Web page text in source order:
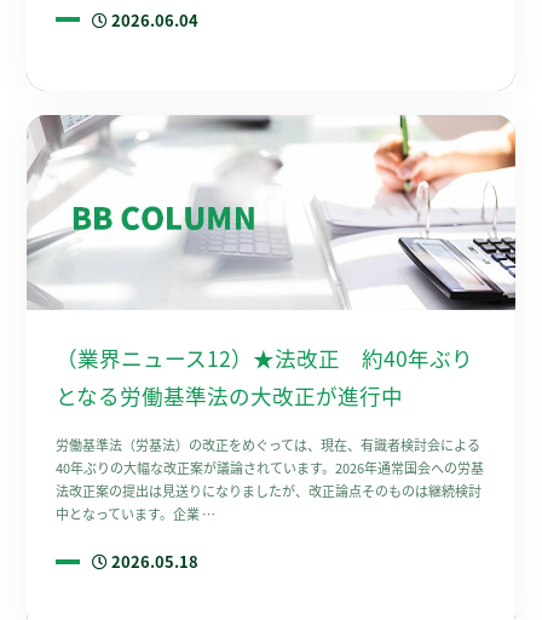
2026.06.04
（業界ニュース12）★法改正 約40年ぶり
となる労働基準法の大改正が進行中
労働基準法（労基法）の改正をめぐっては、現在、有識者検討会による
40年ぶりの大幅な改正案が議論されています。2026年通常国会への労基
法改正案の提出は見送りになりましたが、改正論点そのものは継続検討
中となっています。企業 …
2026.05.18